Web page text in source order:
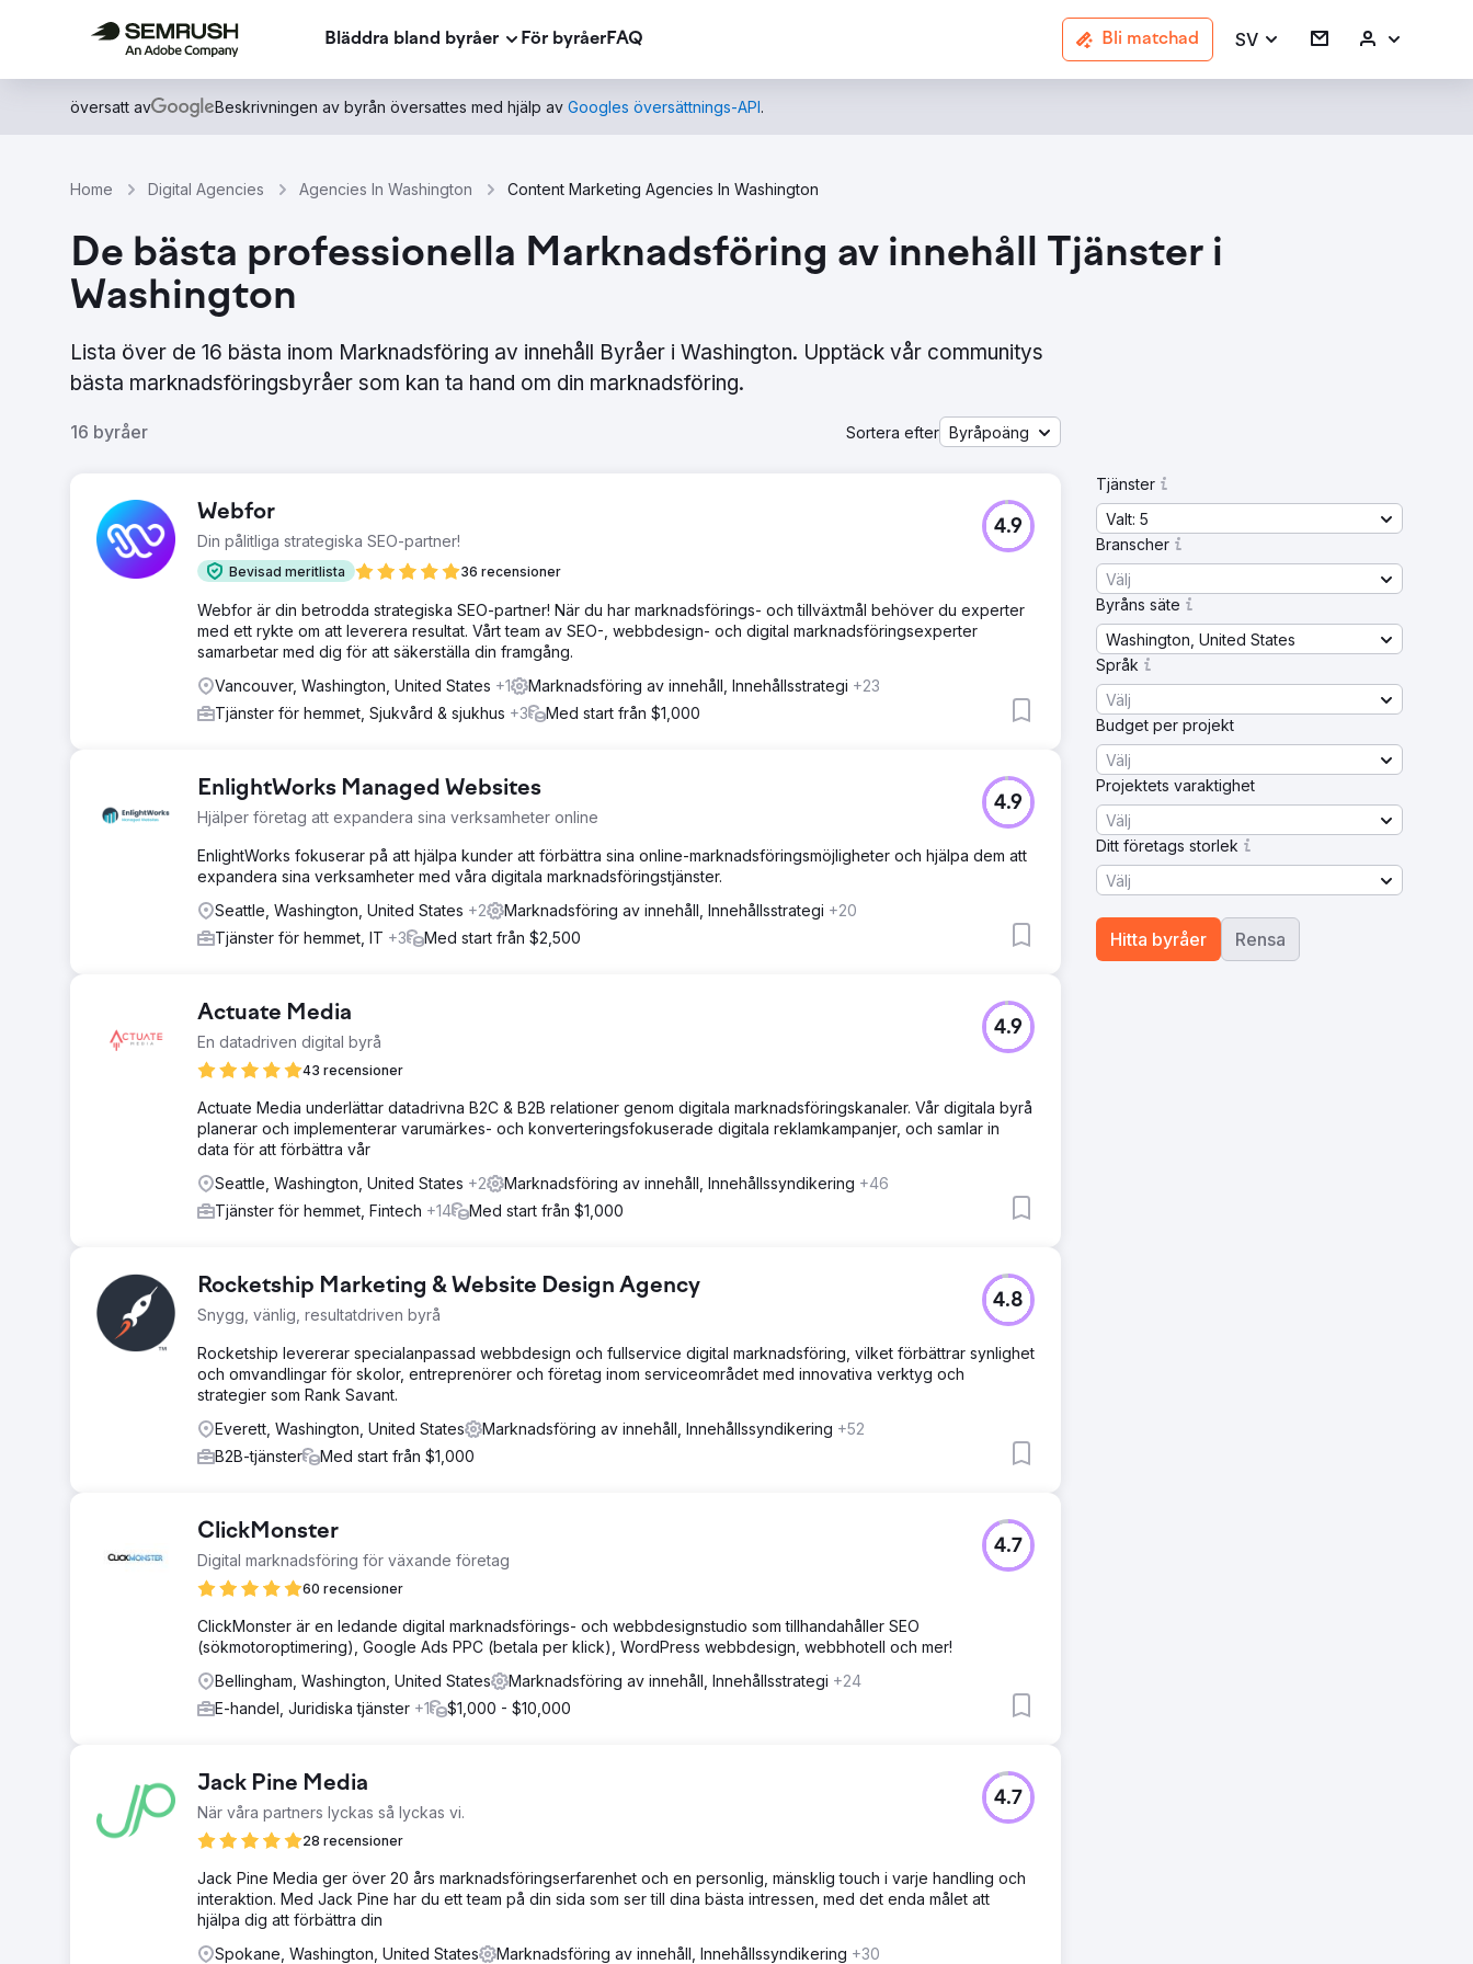
Bläddra bland byråer För byråerFAQ Bli matchad SV
översatt av Beskrivningen av byrån översattes med hjälp av Googles översättnings-API.
Home Digital Agencies Agencies In Washington Content Marketing Agencies In Washington
De bästa professionella Marknadsföring av innehåll Tjänster i
Washington
Lista över de 16 bästa inom Marknadsföring av innehåll Byråer i Washington. Upptäck vår communitys
bästa marknadsföringsbyråer som kan ta hand om din marknadsföring.
16 byråer Sortera efter Byråpoäng
Webfor
Din pålitliga strategiska SEO-partner!
Bevisad meritlista 36 recensioner
4.9
Webfor är din betrodda strategiska SEO-partner! När du har marknadsförings- och tillväxtmål behöver du experter
med ett rykte om att leverera resultat. Vårt team av SEO-, webbdesign- och digital marknadsföringsexperter
samarbetar med dig för att säkerställa din framgång.
Vancouver, Washington, United States +1 Marknadsföring av innehåll, Innehållsstrategi +23
Tjänster för hemmet, Sjukvård & sjukhus +3 Med start från $1,000
EnlightWorks Managed Websites
Hjälper företag att expandera sina verksamheter online
4.9
EnlightWorks fokuserar på att hjälpa kunder att förbättra sina online-marknadsföringsmöjligheter och hjälpa dem att
expandera sina verksamheter med våra digitala marknadsföringstjänster.
Seattle, Washington, United States +2 Marknadsföring av innehåll, Innehållsstrategi +20
Tjänster för hemmet, IT +3 Med start från $2,500
Actuate Media
En datadriven digital byrå
43 recensioner
4.9
Actuate Media underlättar datadrivna B2C & B2B relationer genom digitala marknadsföringskanaler. Vår digitala byrå
planerar och implementerar varumärkes- och konverteringsfokuserade digitala reklamkampanjer, och samlar in
data för att förbättra vår
Seattle, Washington, United States +2 Marknadsföring av innehåll, Innehållssyndikering +46
Tjänster för hemmet, Fintech +14 Med start från $1,000
Rocketship Marketing & Website Design Agency
Snygg, vänlig, resultatdriven byrå
4.8
Rocketship levererar specialanpassad webbdesign och fullservice digital marknadsföring, vilket förbättrar synlighet
och omvandlingar för skolor, entreprenörer och företag inom serviceområdet med innovativa verktyg och
strategier som Rank Savant.
Everett, Washington, United States
Marknadsföring av innehåll, Innehållssyndikering +52
B2B-tjänster
Med start från $1,000
ClickMonster
Digital marknadsföring för växande företag
60 recensioner
4.7
ClickMonster är en ledande digital marknadsförings- och webbdesignstudio som tillhandahåller SEO
(sökmotoroptimering), Google Ads PPC (betala per klick), WordPress webbdesign, webbhotell och mer!
Bellingham, Washington, United States
Marknadsföring av innehåll, Innehållsstrategi +24
E-handel, Juridiska tjänster +1 $1,000 - $10,000
Jack Pine Media
När våra partners lyckas så lyckas vi.
28 recensioner
4.7
Jack Pine Media ger över 20 års marknadsföringserfarenhet och en personlig, mänsklig touch i varje handling och
interaktion. Med Jack Pine har du ett team på din sida som ser till dina bästa intressen, med det enda målet att
hjälpa dig att förbättra din
Spokane, Washington, United States
Marknadsföring av innehåll, Innehållssyndikering +30
Tjänster
Valt: 5
Branscher
Välj
Byråns säte
Washington, United States
Språk
Välj
Budget per projekt
Välj
Projektets varaktighet
Välj
Ditt företags storlek
Välj
Hitta byråer Rensa